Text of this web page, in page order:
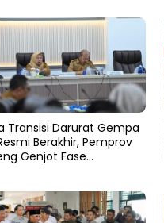
Transisi Darurat Gempa
Berakhir, Pemprov
Genjot Fase